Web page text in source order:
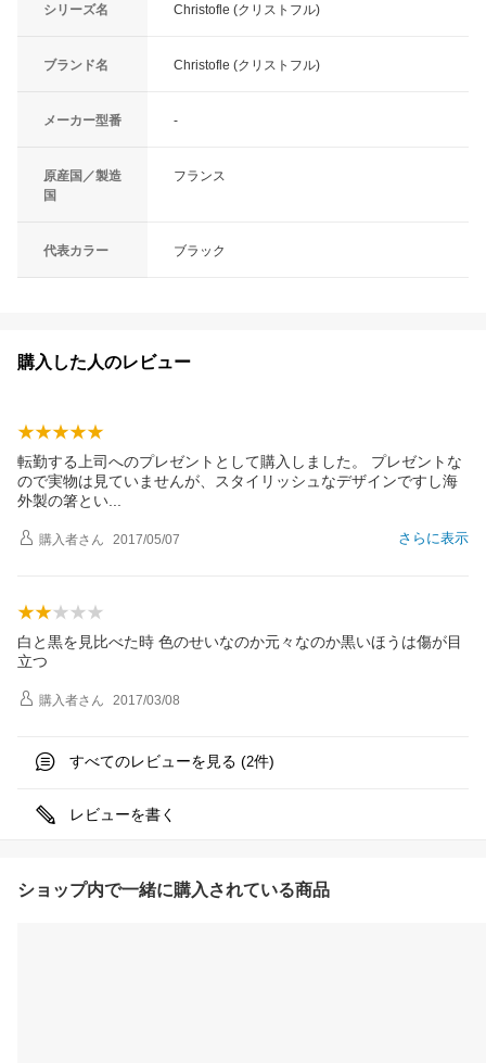
シリーズ名 Christofle (クリストフル)
ブランド名 Christofle (クリストフル)
メーカー型番 -
原産国／製造
国
フランス
代表カラー ブラック
購入した人のレビュー
転勤する上司へのプレゼントとして購入しました。 プレゼントな
ので実物は見ていませんが、スタイリッシュなデザインですし海
外製の箸と い
さらに表示
購入者さん 2017/05/07
白と黒を見比べた時 色のせいなのか元々なのか黒いほうは傷が目
立つ
購入者さん 2017/03/08
すべてのレビューを見る (2件)
レビューを書く
ショップ内で一緒に購入されている商品